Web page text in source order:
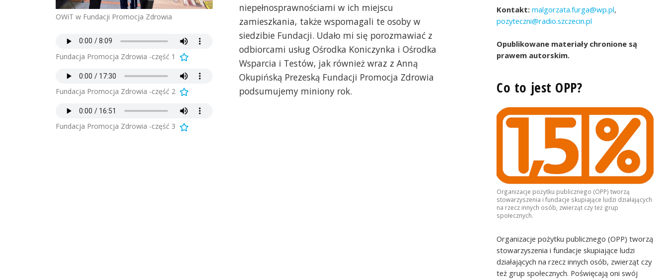
OWiT w Fundacji Promocja Zdrowia
Fundacja Promocja Zdrowia -część 1
Fundacja Promocja Zdrowia -część 2
Fundacja Promocja Zdrowia -część 3
niepełnosprawnościami w ich miejscu
zamieszkania, także wspomagali te osoby w
siedzibie Fundacji. Udało mi się porozmawiać z
odbiorcami usług Ośrodka Koniczynka i Ośrodka
Wsparcia i Testów, jak również wraz z Anną
Okupińską Prezeską Fundacji Promocja Zdrowia
podsumujemy miniony rok.
Kontakt: malgorzata.furga@wp.pl,
pozyteczni@radio.szczecin.pl
Opublikowane materiały chronione są
prawem autorskim.
Co to jest OPP?
Organizacje pożytku publicznego (OPP) tworzą
stowarzyszenia i fundacje skupiające ludzi działających
na rzecz innych osób, zwierząt czy też grup
społecznych.
Organizacje pożytku publicznego (OPP) tworzą
stowarzyszenia i fundacje skupiające ludzi
działających na rzecz innych osób, zwierząt czy
też grup społecznych. Poświęcają oni swój